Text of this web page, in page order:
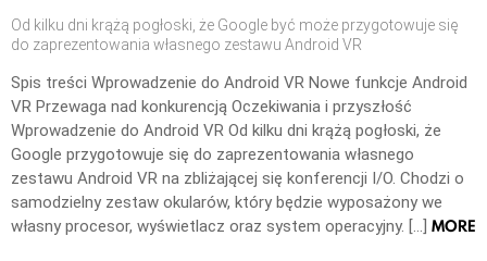
Od kilku dni krążą pogłoski, że Google być może przygotowuje się
do zaprezentowania własnego zestawu Android VR
Spis treści Wprowadzenie do Android VR Nowe funkcje Android
VR Przewaga nad konkurencją Oczekiwania i przyszłość
Wprowadzenie do Android VR Od kilku dni krążą pogłoski, że
Google przygotowuje się do zaprezentowania własnego
zestawu Android VR na zbliżającej się konferencji I/O. Chodzi o
samodzielny zestaw okularów, który będzie wyposażony we
własny procesor, wyświetlacz oraz system operacyjny. […] MORE